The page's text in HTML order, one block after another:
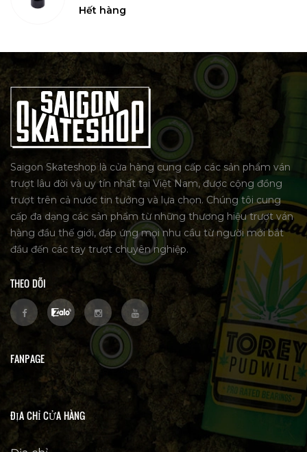
Hết hàng
Saigon Skateshop là cửa hàng cung cấp các sản phẩm ván
trượt lâu đời và uy tín nhất tại Việt Nam, được cộng đồng
trượt trên cả nước tin tưởng và lựa chọn. Chúng tôi cung
cấp đa dạng các sản phẩm từ những thương hiệu trượt ván
hàng đầu thế giới, đáp ứng mọi nhu cầu từ người mới bắt
đầu đến các tay trượt chuyên nghiệp.
THEO DÕI
FANPAGE
ĐỊA CHỈ CỬA HÀNG